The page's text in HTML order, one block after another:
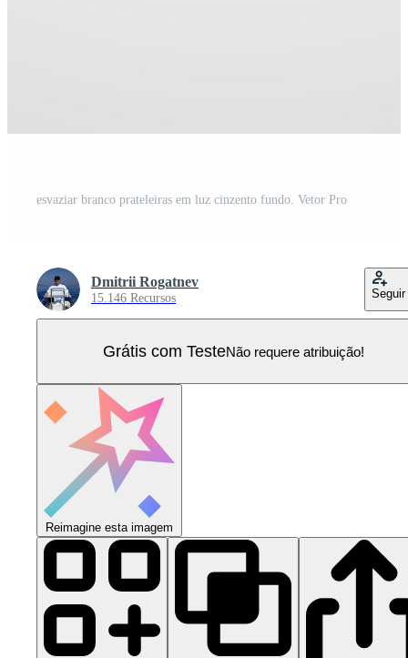
esvaziar branco prateleiras em luz cinzento fundo. Vetor Pro
Dmitrii Rogatnev
15.146 Recursos Seguir
Grátis com TesteNão requere atribuição!
Reimagine esta imagem